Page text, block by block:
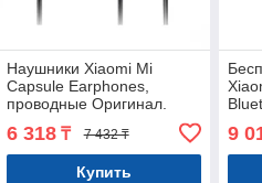
Наушники Xiaomi Mi
Capsule Earphones,
проводные Оригинал.
Арт.7113
6 318₸ 7 432 ₸
Купить
9